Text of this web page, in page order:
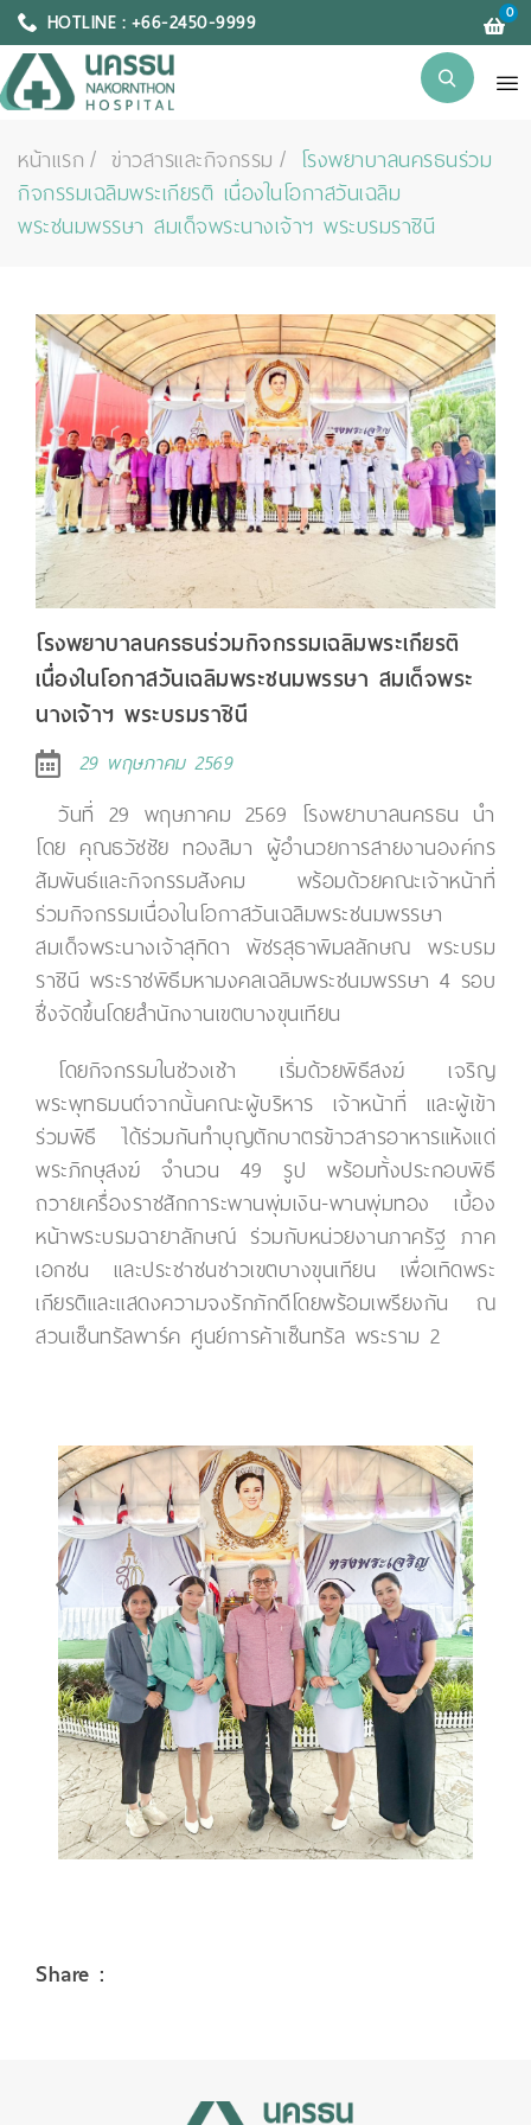
HOTLINE : +66-2450-9999 0
หน้าแรก ข่าวสารและกิจกรรม
โรงพยาบาลนครธนร่วม
กิจกรรมเฉลิมพระเกียรติ เนื่องในโอกาสวันเฉลิม
พระชนมพรรษา สมเด็จพระนางเจ้าฯ พระบรมราชินี
โรงพยาบาลนครธนร่วมกิจกรรมเฉลิมพระเกียรติ
เนื่องในโอกาสวันเฉลิมพระชนมพรรษา สมเด็จพระ
นางเจ้าฯ พระบรมราชินี
29 พฤษภาคม 2569
วันที่ 29 พฤษภาคม 2569 โรงพยาบาลนครธน นำ
โดย คุณธวัชชัย ทองสิมา ผู้อำนวยการสายงานองค์กร
สัมพันธ์และกิจกรรมสังคม พร้อมด้วยคณะเจ้าหน้าที่
ร่วมกิจกรรมเนื่องในโอกาสวันเฉลิมพระชนมพรรษา
สมเด็จพระนางเจ้าสุทิดา พัชรสุธาพิมลลักษณ พระบรม
ราชินี พระราชพิธีมหามงคลเฉลิมพระชนมพรรษา 4 รอบ
ซึ่งจัดขึ้นโดยสำนักงานเขตบางขุนเทียน
โดยกิจกรรมในช่วงเช้า เริ่มด้วยพิธีสงฆ์ เจริญ
พระพุทธมนต์จากนั้นคณะผู้บริหาร เจ้าหน้าที่ และผู้เข้า
ร่วมพิธี ได้ร่วมกันทำบุญตักบาตรข้าวสารอาหารแห้งแด่
พระภิกษุสงฆ์ จำนวน 49 รูป พร้อมทั้งประกอบพิธี
ถวายเครื่องราชสักการะพานพุ่มเงิน-พานพุ่มทอง เบื้อง
หน้าพระบรมฉายาลักษณ์ ร่วมกับหน่วยงานภาครัฐ ภาค
เอกชน และประชาชนชาวเขตบางขุนเทียน เพื่อเทิดพระ
เกียรติและแสดงความจงรักภักดีโดยพร้อมเพรียงกัน ณ
สวนเซ็นทรัลพาร์ค ศูนย์การค้าเซ็นทรัล พระราม 2
Share :